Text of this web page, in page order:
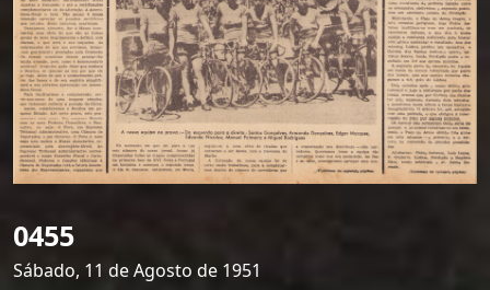
0455
Sábado, 11 de Agosto de 1951